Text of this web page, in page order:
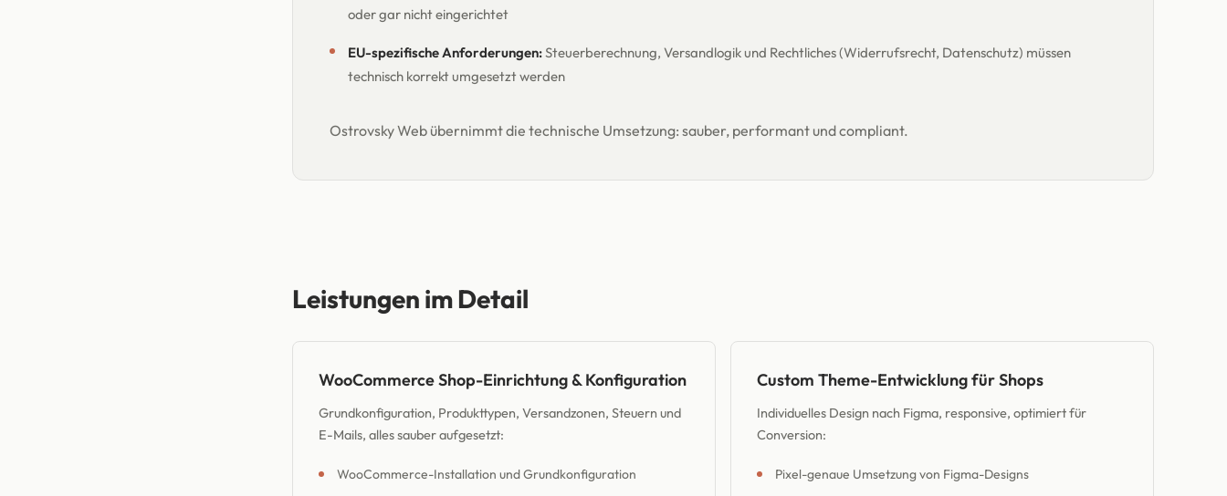
oder gar nicht eingerichtet
EU-spezifische Anforderungen:Steuerberechnung, Versandlogik und Rechtliches (Widerrufsrecht, Datenschutz) müssen
technisch korrekt umgesetzt werden
Ostrovsky Web übernimmt die technische Umsetzung: sauber, performant und compliant.
Leistungen im Detail
WooCommerce Shop-Einrichtung & Konfiguration
Grundkonfiguration, Produkttypen, Versandzonen, Steuern und
E-Mails, alles sauber aufgesetzt:
WooCommerce-Installation und Grundkonfiguration
Custom Theme-Entwicklung für Shops
Individuelles Design nach Figma, responsive, optimiert für
Conversion:
Pixel-genaue Umsetzung von Figma-Designs